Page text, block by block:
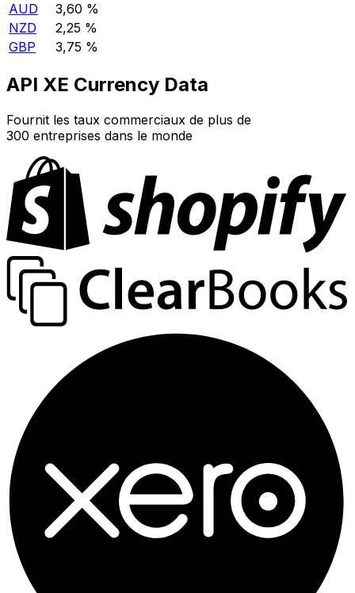
AUD
3,60 %
NZD
2,25 %
GBP
3,75 %
API XE Currency Data
Fournit les taux commerciaux de plus de
300 entreprises dans le monde